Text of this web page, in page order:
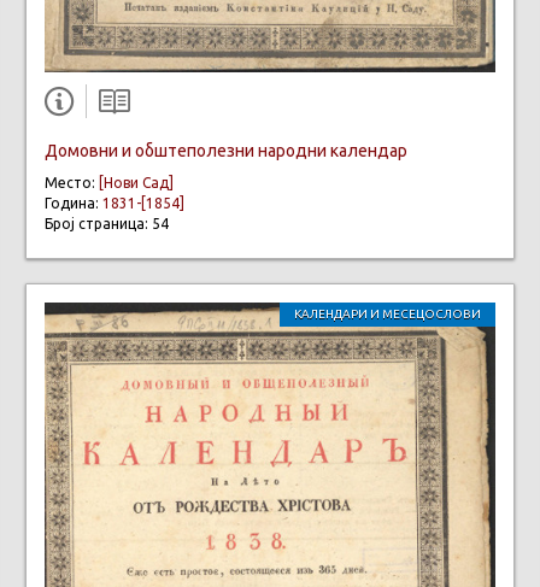
Домовни и обштеполезни народни календар
Место: [Нови Сад]
Година: 1831-[1854]
Број страница: 54
КАЛЕНДАРИ И МЕСЕЦОСЛОВИ